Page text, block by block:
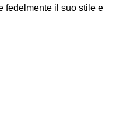
fedelmente il suo stile e